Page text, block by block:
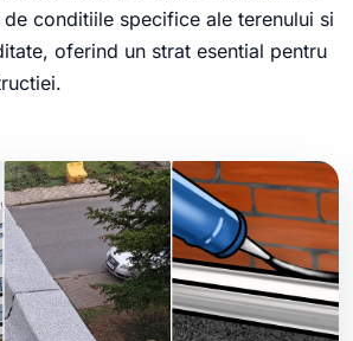
conditiile specifice ale terenului si
oferind un strat esential pentru